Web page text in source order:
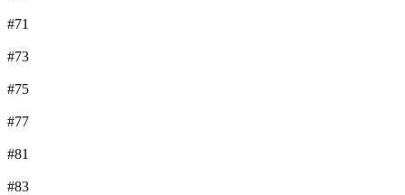
#71
#73
#75
#77
#81
#83